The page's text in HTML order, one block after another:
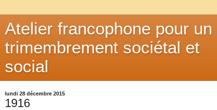
Atelier francophone pour un
trimembrement sociétal et
social
lundi 28 décembre 2015
1916